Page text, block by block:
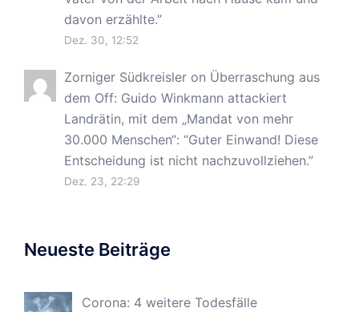
davon erzählte.”
Dez. 30, 12:52
Zorniger Südkreisler on Überraschung aus
dem Off: Guido Winkmann attackiert
Landrätin, mit dem „Mandat von mehr
30.000 Menschen“: “Guter Einwand! Diese
Entscheidung ist nicht nachzuvollziehen.”
Dez. 23, 22:29
Neueste Beiträge
Corona: 4 weitere Todesfälle